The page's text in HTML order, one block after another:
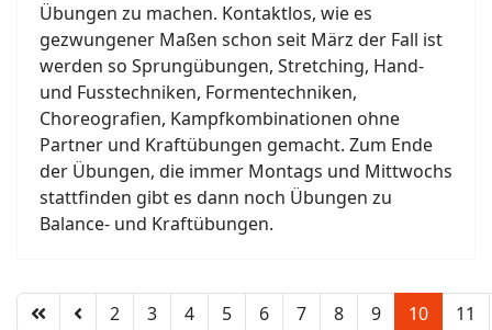
Übungen zu machen. Kontaktlos, wie es
gezwungener Maßen schon seit März der Fall ist
werden so Sprungübungen, Stretching, Hand-
und Fusstechniken, Formentechniken,
Choreografien, Kampfkombinationen ohne
Partner und Kraftübungen gemacht. Zum Ende
der Übungen, die immer Montags und Mittwochs
stattfinden gibt es dann noch Übungen zu
Balance- und Kraftübungen.
2 3 4 5 6 7 8 9 10 11